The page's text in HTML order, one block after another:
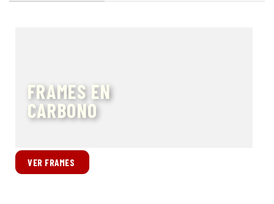
FRAMES EN
CARBONO
VER FRAMES